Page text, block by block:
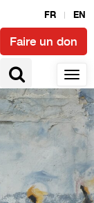
FR EN
Faire un don